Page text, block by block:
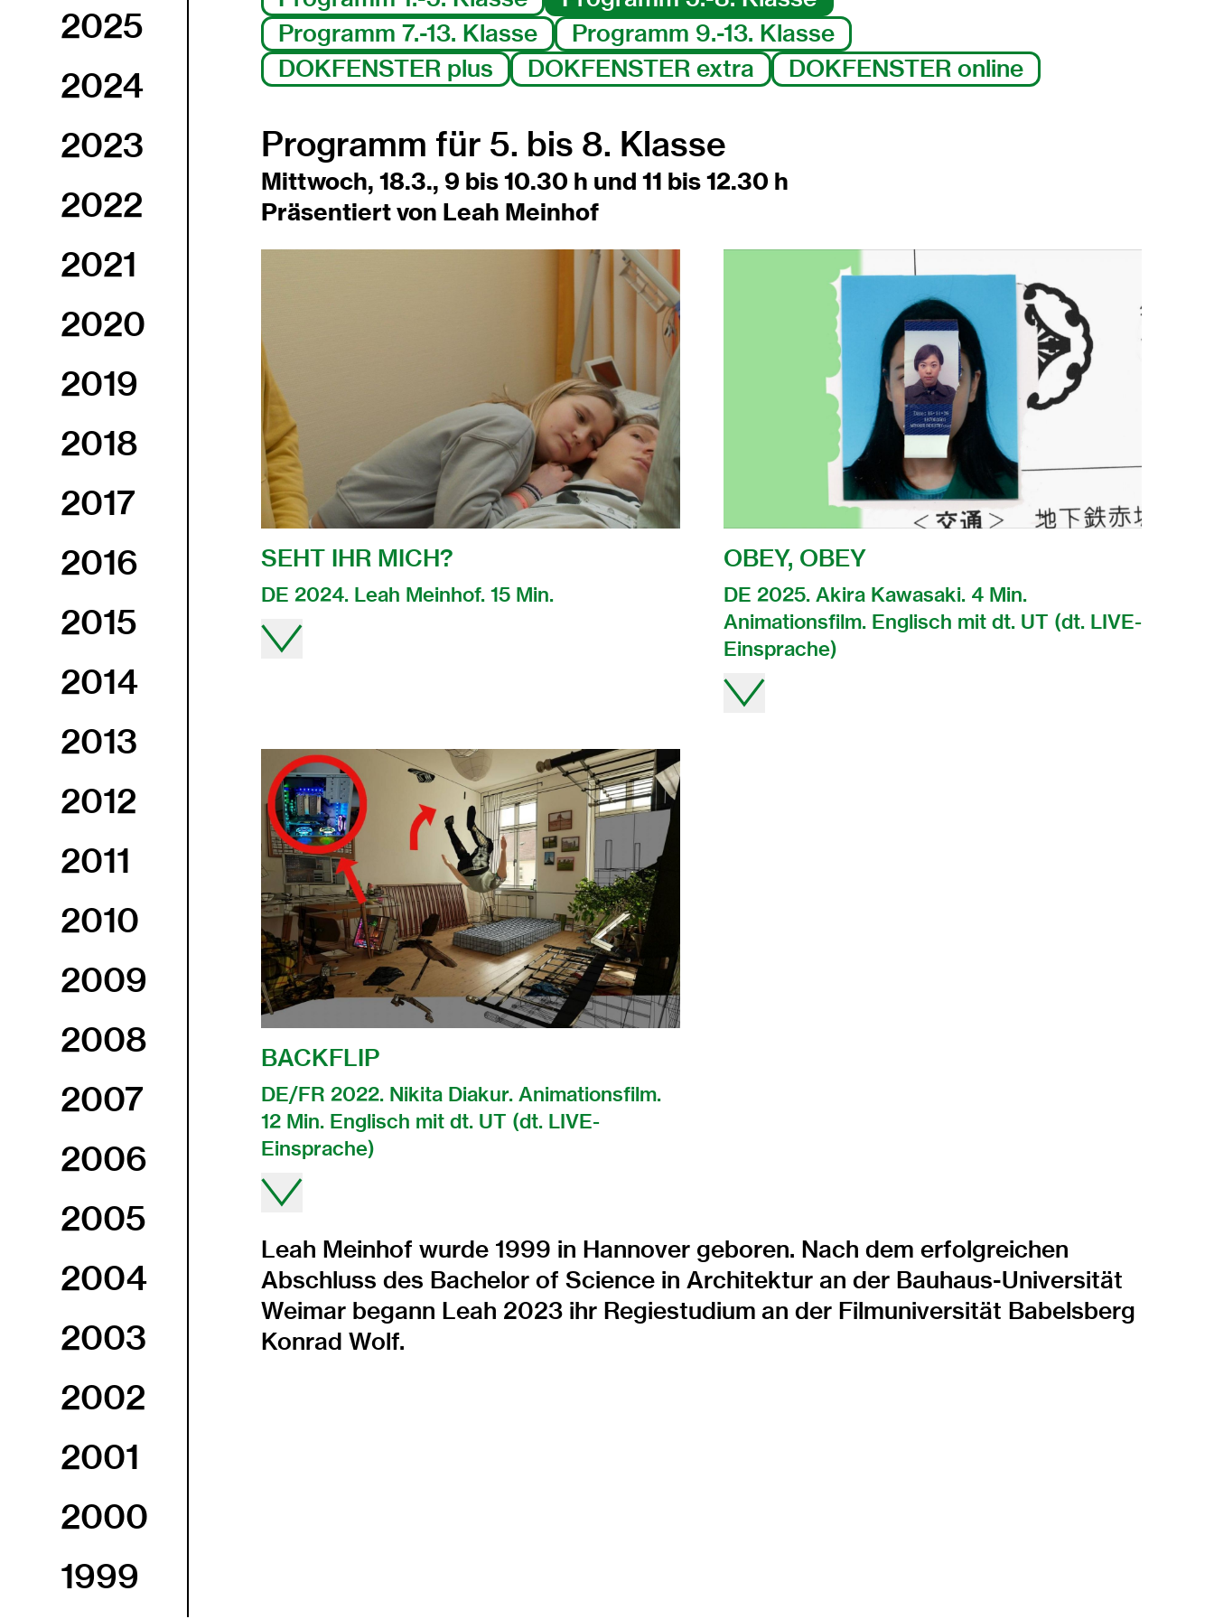
2025
2024
2023
2022
2021
2020
2019
2018
2017
2016
2015
2014
2013
2012
2011
2010
2009
2008
2007
2006
2005
2004
2003
2002
2001
2000
1999
Programm 7.-13. Klasse
Programm 9.-13. Klasse
DOKFENSTER plus
DOKFENSTER extra DOKFENSTER online
Programm für 5. bis 8. Klasse
Mittwoch, 18.3., 9 bis 10.30 h und 11 bis 12.30 h
Präsentiert von Leah Meinhof
SEHT IHR MICH?
DE 2024. Leah Meinhof. 15 Min.
OBEY, OBEY
DE 2025. Akira Kawasaki. 4 Min.
Animationsfilm. Englisch mit dt. UT (dt. LIVE-
Einsprache)
BACKFLIP
DE/FR 2022. Nikita Diakur. Animationsfilm.
12 Min. Englisch mit dt. UT (dt. LIVE-
Einsprache)
Leah Meinhof wurde 1999 in Hannover geboren. Nach dem erfolgreichen
Abschluss des Bachelor of Science in Architektur an der Bauhaus-Universität
Weimar begann Leah 2023 ihr Regiestudium an der Filmuniversität Babelsberg
Konrad Wolf.